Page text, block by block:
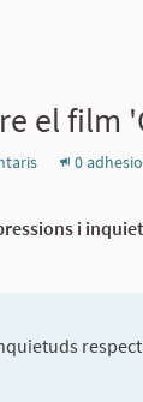
el film
0
i